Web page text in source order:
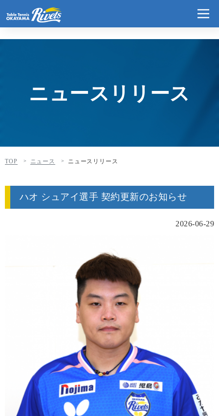
ニュースリリース
TOP ニュース ニュースリリース
ハオ シュアイ選手 契約更新のお知らせ
2026-06-29